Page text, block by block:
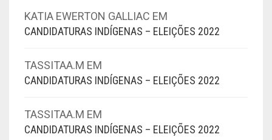
KATIA EWERTON GALLIAC EM
CANDIDATURAS INDÍGENAS – ELEIÇÕES 2022
TASSITAA.M EM
CANDIDATURAS INDÍGENAS – ELEIÇÕES 2022
TASSITAA.M EM
CANDIDATURAS INDÍGENAS – ELEIÇÕES 2022